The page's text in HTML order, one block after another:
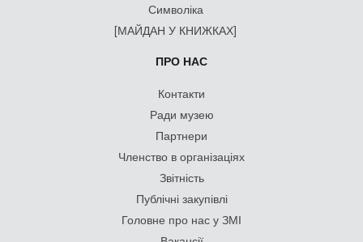
Символіка
[МАЙДАН У КНИЖКАХ]
ПРО НАС
Контакти
Ради музею
Партнери
Членство в організаціях
Звітність
Публічні закупівлі
Головне про нас у ЗМІ